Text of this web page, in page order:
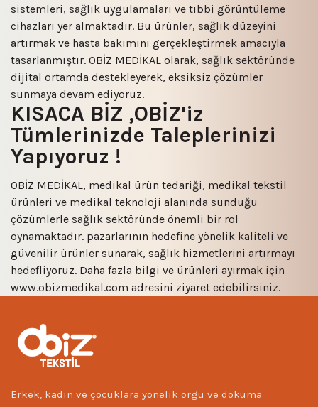
sistemleri, sağlık uygulamaları ve tıbbi görüntüleme
cihazları yer almaktadır. Bu ürünler, sağlık düzeyini
artırmak ve hasta bakımını gerçekleştirmek amacıyla
tasarlanmıştır. OBİZ MEDİKAL olarak, sağlık sektöründe
dijital ortamda destekleyerek, eksiksiz çözümler
sunmaya devam ediyoruz.
KISACA BİZ ,OBİZ'iz
Tümlerinizde Taleplerinizi
Yapıyoruz !
OBİZ MEDİKAL, medikal ürün tedariği, medikal tekstil
ürünleri ve medikal teknoloji alanında sunduğu
çözümlerle sağlık sektöründe önemli bir rol
oynamaktadır. pazarlarının hedefine yönelik kaliteli ve
güvenilir ürünler sunarak, sağlık hizmetlerini artırmayı
hedefliyoruz. Daha fazla bilgi ve ürünleri ayırmak için
www.obizmedikal.com adresini ziyaret edebilirsiniz.
Erkek, kadın ve çocuklara yönelik örgü ve dokuma